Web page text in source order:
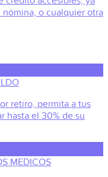
nómina, o cualquier otra
retiro, permita a tus
hasta el 30% de su
MEDICOS